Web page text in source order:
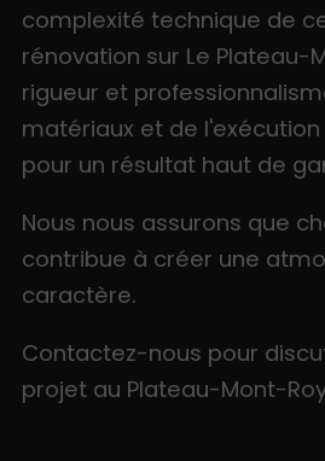
complexité technique de
rénovation sur Le Plateau-
rigueur et
matériaux et de
pour un résultat haut de
Nous nous assurons que
contribue à créer une
caractère.
Contactez-nous pour
projet au Plateau-Mont-